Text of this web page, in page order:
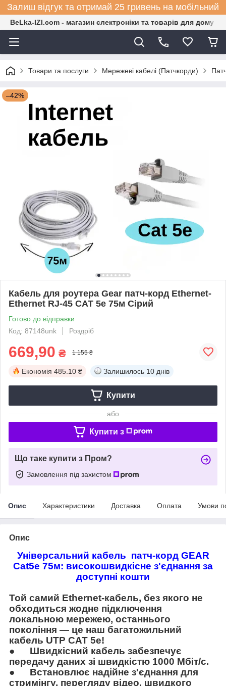
Залиш відгук та отримай 25 гривень на мобільний
BeLka-IZI.com - магазин єлектроніки та товарів для дому
Товари та послуги Мережеві кабелі (Патчкорди)
–42%
Кабель для роутера Gear патч-корд Ethernet-
Ethernet RJ-45 CAT 5е 75м Сірий
Готово до відправки
Код: 87148unk
Роздріб
669,90 ₴ 1 155 ₴
Економія 485.10 ₴ Залишилось 10 днів
Купити
або
Купити з
Що таке купити з Пром?
Замовлення під захистом
Опис Характеристики Доставка Оплата Умови
Опис
Універсальний кабель патч-корд GEAR
Cat5e 75м: високошвидкісне з'єднання за
доступні кошти
Той самий Ethernet-кабель, без якого не
обходиться жодне підключення
локальною мережею, останнього
покоління — це наш багатожильний
кабель UTP CAT 5e!
●
Швидкісний кабель забезпечує
передачу даних зі швидкістю 1000 Мбіт/с.
●
Встановлює надійне з'єднання для
стримінгу, перегляду відео, швидкого